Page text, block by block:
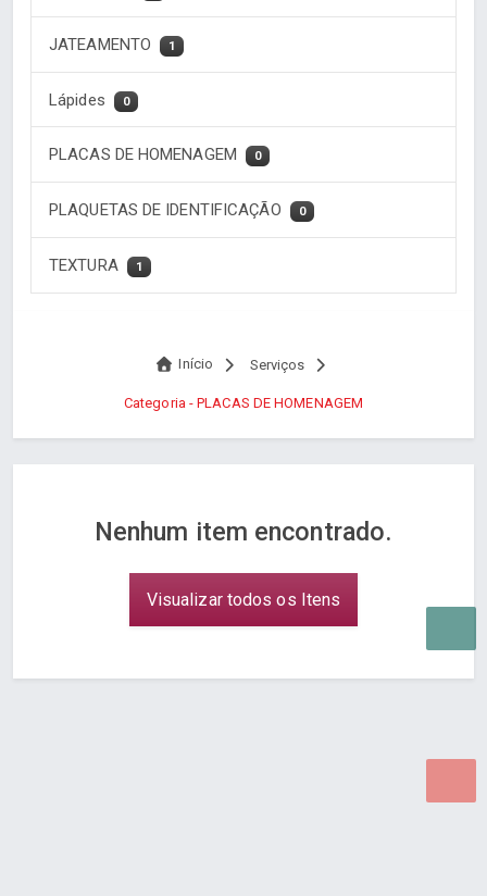
JATEAMENTO 1
Lápides 0
PLACAS DE HOMENAGEM 0
PLAQUETAS DE IDENTIFICAÇÃO 0
TEXTURA 1
Início Serviços
Categoria - PLACAS DE HOMENAGEM
Nenhum item encontrado.
Visualizar todos os Itens